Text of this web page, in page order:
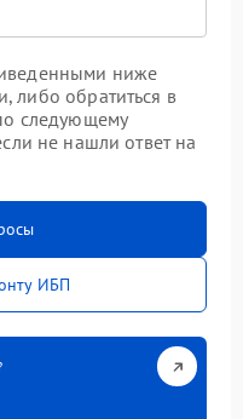
ниже
либо обратиться в
следующему
не нашли ответ на
ИБП